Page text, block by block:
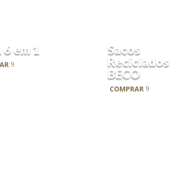
em 1
Sacos
Reciclados
BECO
COMPRAR